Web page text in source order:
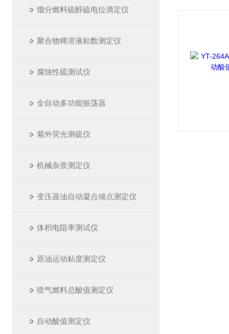
馏分燃料硫醇硫电位滴定仪
聚合物稀溶液粘数测定仪
腐蚀性硫测试仪
全自动多功能振荡器
紫外荧光测硫仪
机械杂质测定仪
变压器油自动凝点倾点测定仪
体积电阻率测试仪
原油运动粘度测定仪
喷气燃料总酸值测定仪
自动酸值测定仪